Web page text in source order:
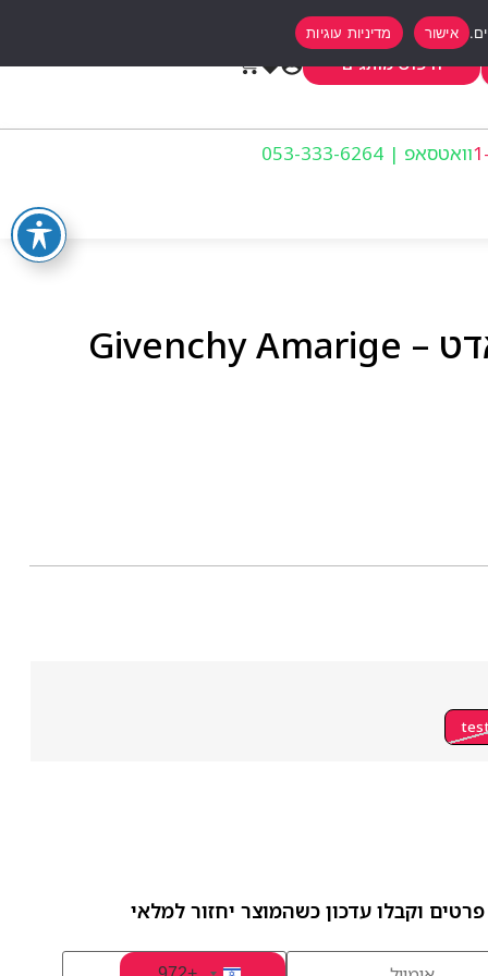
חיפוש מותגים
וואטסאפ | 053-333-6264
גיבנשי אמריג לאישה אדט – Givenchy Amarige
וקבלו עדכון כשהמוצר יחזור למלאי
אישור מדיניות עוגיות